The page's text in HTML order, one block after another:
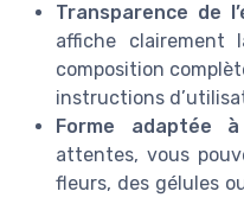
Transparence de
affiche clairement
composition
instructions
Forme adaptée
attentes, vous
fleurs, des gélules